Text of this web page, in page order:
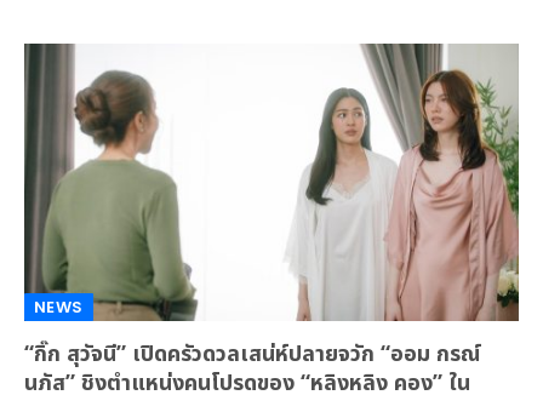
NEWS
“กิ๊ก สุวัจนี” เปิดครัวดวลเสน่ห์ปลายจวัก “ออม กรณ์
นภัส” ชิงตำแหน่งคนโปรดของ “หลิงหลิง คอง” ใน